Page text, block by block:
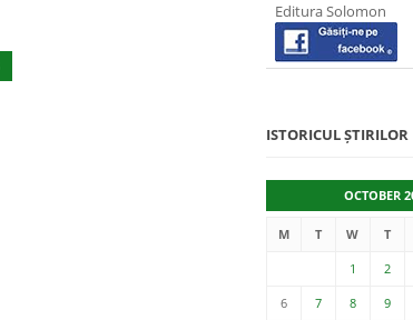
Editura Solomon
ISTORICUL ȘTIRILOR
OCTOBER
M T W T
1 2
6 7 8 9